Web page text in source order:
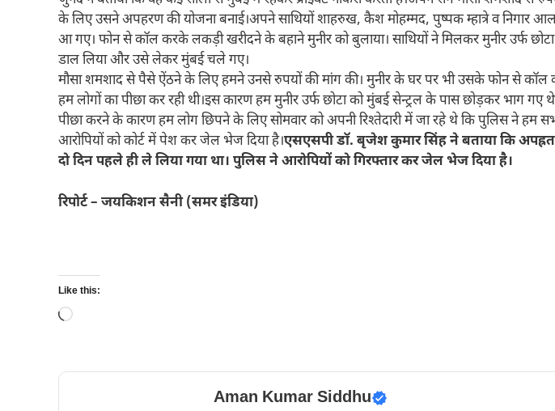
के लिए उसने अपहरण की योजना बनाई।अपने साथियों शाहरुख, कैश मोहम्मद, पुष्पक म्हात्रे व निगार
आ गए। फोन से काॅल करके लकड़ी खरीदने के बहाने मुनीर को बुलाया। साथियों ने मिलकर मुनीर उर्फ
डाल लिया और उसे लेकर मुंबई चले गए।
मौसा शमशाद से पैसे ऐंठने के लिए हमने उनसे रुपयों की मांग की। मुनीर के घर पर भी उसके फोन से कॉल
हम लोगों का पीछा कर रही थी।इस कारण हम मुनीर उर्फ छोटा को मुंबई सेन्ट्रल के पास छोड़कर भाग
पीछा करने के कारण हम लोग छिपने के लिए सोमवार को अपनी रिश्तेदारी में जा रहे थे कि पुलिस ने हम
आरोपियों को कोर्ट में पेश कर जेल भेज दिया है।एसएसपी डाॅ. बृजेश कुमार सिंह ने बताया कि
दो दिन पहले ही ले लिया गया था। पुलिस ने आरोपियों को गिरफ्तार कर जेल भेज दिया है।
रिपोर्ट – जयकिशन सैनी (समर इंडिया)
Like this:
Loading…
Aman Kumar Siddhu